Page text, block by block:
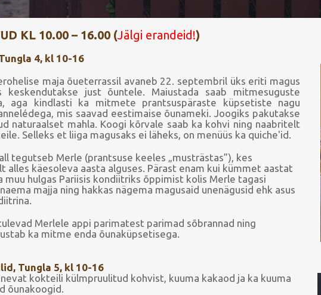
KL 10.00 – 16.00 (Jälgi erandeid!)
4, kl 10-16
maja õueterrassil avaneb 22. septembril üks eriti magus
keskendutakse just õuntele. Maiustada saab mitmesuguste
aga kindlasti ka mitmete prantsuspäraste küpsetiste nagu
mis saavad eestimaise õunameki. Joogiks pakutakse
naturaalset mahla. Koogi kõrvale saab ka kohvi ning naabritelt
Selleks et liiga magusaks ei läheks, on menüüs ka quiche'id.
tegutseb Merle (prantsuse keeles „musträstas”), kes
alles käesoleva aasta alguses. Pärast enam kui kümmet aastat
hulgas Pariisis kondiitriks õppimist kolis Merle tagasi
majja ning hakkas nägema magusaid unenägusid ehk asus
Merlele appi parimatest parimad sõbrannad ning
ka mitme enda õunaküpsetisega.
Tungla 5, kl 10-16
kokteili külmpruulitud kohvist, kuuma kakaod ja ka kuuma
õunakoogid.